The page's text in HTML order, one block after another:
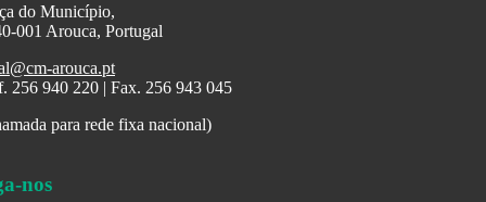
do Município,
001 Arouca, Portugal
arouca.pt
256 940 220 | Fax. 256 943 045
para rede fixa nacional)
nos